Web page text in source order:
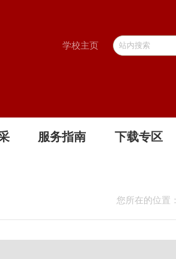
学校主页
服务指南 下载专区
您所在的位置：